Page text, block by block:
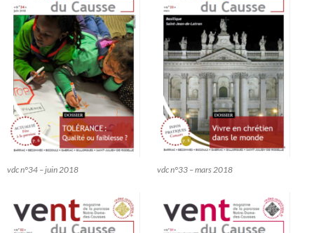
vdc n°34 – juin 2018 vdc n°33 – mars 2018